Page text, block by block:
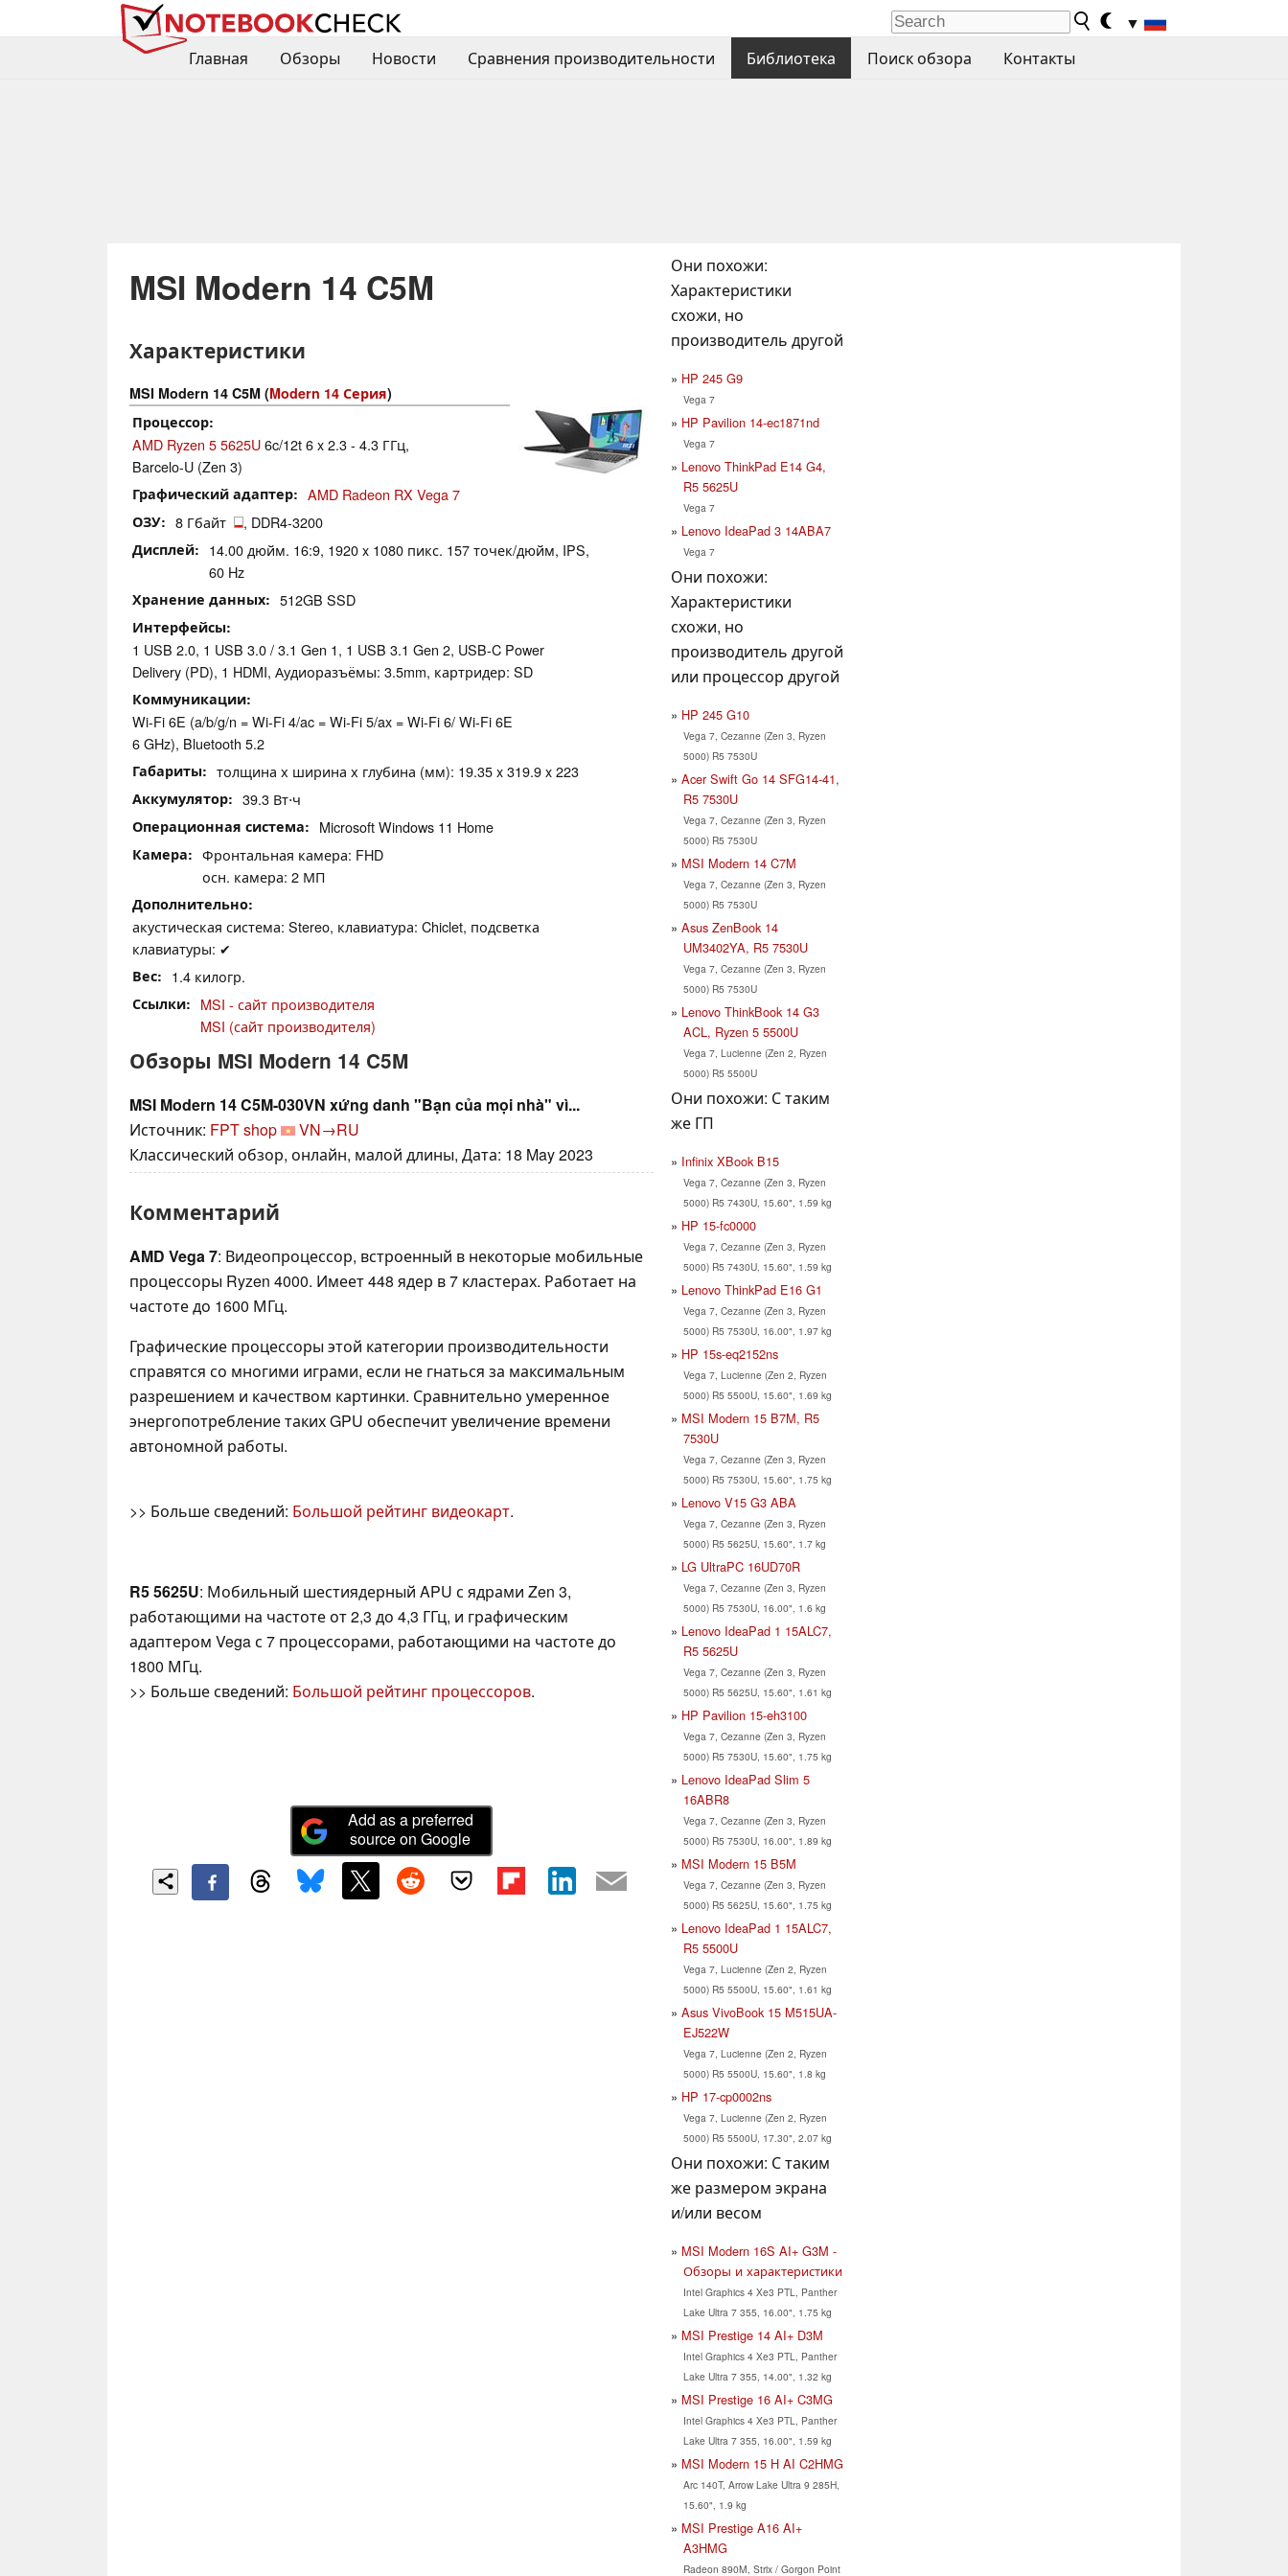
▼
Главная
Обзоры Новости Сравнения производительности Библиотека Поиск обзора Контакты
MSI Modern 14 C5M
Характеристики
MSI Modern 14 C5M (Modern 14 Серия)
Процессор
AMD Ryzen 5 5625U6c/12t 6 x 2.3 - 4.3 ГГц,
Barcelo-U (Zen 3)
Графический адаптер AMD Radeon RX Vega 7
ОЗУ 8 Гбайт , DDR4-3200
Дисплей
14.00 дюйм. 16:9, 1920 x 1080 пикс. 157 точек/дюйм, IPS,
60 Hz
Хранение данных 512GB SSD
Интерфейсы
1 USB 2.0, 1 USB 3.0 / 3.1 Gen 1, 1 USB 3.1 Gen 2, USB-C Power
Delivery (PD), 1 HDMI, Аудиоразъёмы: 3.5mm, картридер: SD
Коммуникации
Wi-Fi 6E (a/b/g/n = Wi-Fi 4/ac = Wi-Fi 5/ax = Wi-Fi 6/ Wi-Fi 6E
6 GHz), Bluetooth 5.2
Габариты толщина х ширина х глубина (мм): 19.35 x 319.9 x 223
Аккумулятор 39.3 Вт⋅ч
Операционная система Microsoft Windows 11 Home
Камера
Фронтальная камера: FHD
осн. камера: 2 МП
Дополнительно
акустическая система: Stereo, клавиатура: Chiclet, подсветка
клавиатуры: ✔
Вес 1.4 килогр.
Ссылки
MSI - сайт производителя
MSI (сайт производителя)
Обзоры MSI Modern 14 C5M
MSI Modern 14 C5M-030VN xứng danh "Bạn của mọi nhà" vì...
Источник: FPT shop
VN→RU
Классический обзор, онлайн, малой длины, Дата: 18 May 2023
Комментарий
AMD Vega 7: Видеопроцессор, встроенный в некоторые мобильные
процессоры Ryzen 4000. Имеет 448 ядер в 7 кластерах. Работает на
частоте до 1600 МГц.
Графические процессоры этой категории производительности
справятся со многими играми, если не гнаться за максимальным
разрешением и качеством картинки. Сравнительно умеренное
энергопотребление таких GPU обеспечит увеличение времени
автономной работы.
>> Больше сведений: Большой рейтинг видеокарт.
R5 5625U: Мобильный шестиядерный APU с ядрами Zen 3,
работающими на частоте от 2,3 до 4,3 ГГц, и графическим
адаптером Vega с 7 процессорами, работающими на частоте до
1800 МГц.
>> Больше сведений: Большой рейтинг процессоров.
Add as a preferred
source on Google
Они похожи:
Характеристики
схожи, но
производитель другой
HP 245 G9
Vega 7
HP Pavilion 14-ec1871nd
Vega 7
Lenovo ThinkPad E14 G4,
R5 5625U
Vega 7
Lenovo IdeaPad 3 14ABA7
Vega 7
Они похожи:
Характеристики
схожи, но
производитель другой
или процессор другой
HP 245 G10
Vega 7, Cezanne (Zen 3, Ryzen
5000) R5 7530U
Acer Swift Go 14 SFG14-41,
R5 7530U
Vega 7, Cezanne (Zen 3, Ryzen
5000) R5 7530U
MSI Modern 14 C7M
Vega 7, Cezanne (Zen 3, Ryzen
5000) R5 7530U
Asus ZenBook 14
UM3402YA, R5 7530U
Vega 7, Cezanne (Zen 3, Ryzen
5000) R5 7530U
Lenovo ThinkBook 14 G3
ACL, Ryzen 5 5500U
Vega 7, Lucienne (Zen 2, Ryzen
5000) R5 5500U
Они похожи: С таким
же ГП
Infinix XBook B15
Vega 7, Cezanne (Zen 3, Ryzen
5000) R5 7430U, 15.60", 1.59 kg
HP 15-fc0000
Vega 7, Cezanne (Zen 3, Ryzen
5000) R5 7430U, 15.60", 1.59 kg
Lenovo ThinkPad E16 G1
Vega 7, Cezanne (Zen 3, Ryzen
5000) R5 7530U, 16.00", 1.97 kg
HP 15s-eq2152ns
Vega 7, Lucienne (Zen 2, Ryzen
5000) R5 5500U, 15.60", 1.69 kg
MSI Modern 15 B7M, R5
7530U
Vega 7, Cezanne (Zen 3, Ryzen
5000) R5 7530U, 15.60", 1.75 kg
Lenovo V15 G3 ABA
Vega 7, Cezanne (Zen 3, Ryzen
5000) R5 5625U, 15.60", 1.7 kg
LG UltraPC 16UD70R
Vega 7, Cezanne (Zen 3, Ryzen
5000) R5 7530U, 16.00", 1.6 kg
Lenovo IdeaPad 1 15ALC7,
R5 5625U
Vega 7, Cezanne (Zen 3, Ryzen
5000) R5 5625U, 15.60", 1.61 kg
HP Pavilion 15-eh3100
Vega 7, Cezanne (Zen 3, Ryzen
5000) R5 7530U, 15.60", 1.75 kg
Lenovo IdeaPad Slim 5
16ABR8
Vega 7, Cezanne (Zen 3, Ryzen
5000) R5 7530U, 16.00", 1.89 kg
MSI Modern 15 B5M
Vega 7, Cezanne (Zen 3, Ryzen
5000) R5 5625U, 15.60", 1.75 kg
Lenovo IdeaPad 1 15ALC7,
R5 5500U
Vega 7, Lucienne (Zen 2, Ryzen
5000) R5 5500U, 15.60", 1.61 kg
Asus VivoBook 15 M515UA-
EJ522W
Vega 7, Lucienne (Zen 2, Ryzen
5000) R5 5500U, 15.60", 1.8 kg
HP 17-cp0002ns
Vega 7, Lucienne (Zen 2, Ryzen
5000) R5 5500U, 17.30", 2.07 kg
Они похожи: С таким
же размером экрана
и/или весом
MSI Modern 16S AI+ G3M -
Обзоры и характеристики
Intel Graphics 4 Xe3 PTL, Panther
Lake Ultra 7 355, 16.00", 1.75 kg
MSI Prestige 14 AI+ D3M
Intel Graphics 4 Xe3 PTL, Panther
Lake Ultra 7 355, 14.00", 1.32 kg
MSI Prestige 16 AI+ C3MG
Intel Graphics 4 Xe3 PTL, Panther
Lake Ultra 7 355, 16.00", 1.59 kg
MSI Modern 15 H AI C2HMG
Arc 140T, Arrow Lake Ultra 9 285H,
15.60", 1.9 kg
MSI Prestige A16 AI+
A3HMG
Radeon 890M, Strix / Gorgon Point